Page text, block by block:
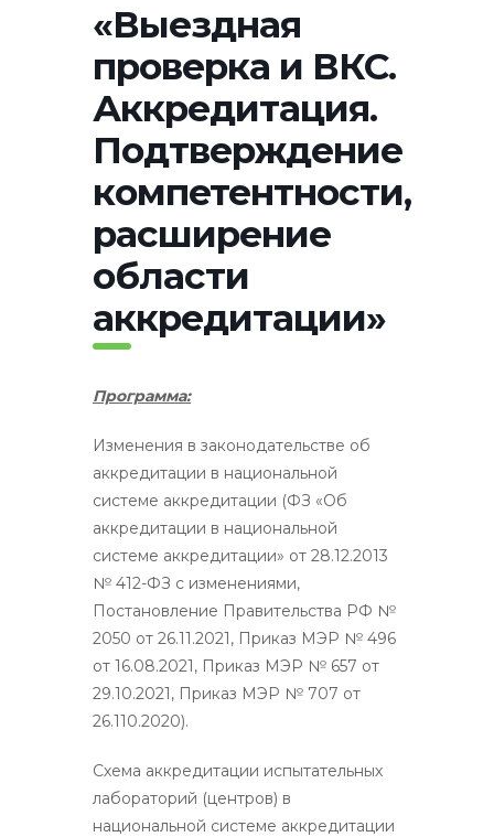
«Выездная
проверка и ВКС.
Аккредитация.
Подтверждение
компетентности,
расширение
области
аккредитации»
Программа:
Изменения в законодательстве об
аккредитации в национальной
системе аккредитации (ФЗ «Об
аккредитации в национальной
системе аккредитации» от 28.12.2013
№ 412-ФЗ с изменениями,
Постановление Правительства РФ №
2050 от 26.11.2021, Приказ МЭР № 496
от 16.08.2021, Приказ МЭР № 657 от
29.10.2021, Приказ МЭР № 707 от
26.110.2020).
Схема аккредитации испытательных
лабораторий (центров) в
национальной системе аккредитации